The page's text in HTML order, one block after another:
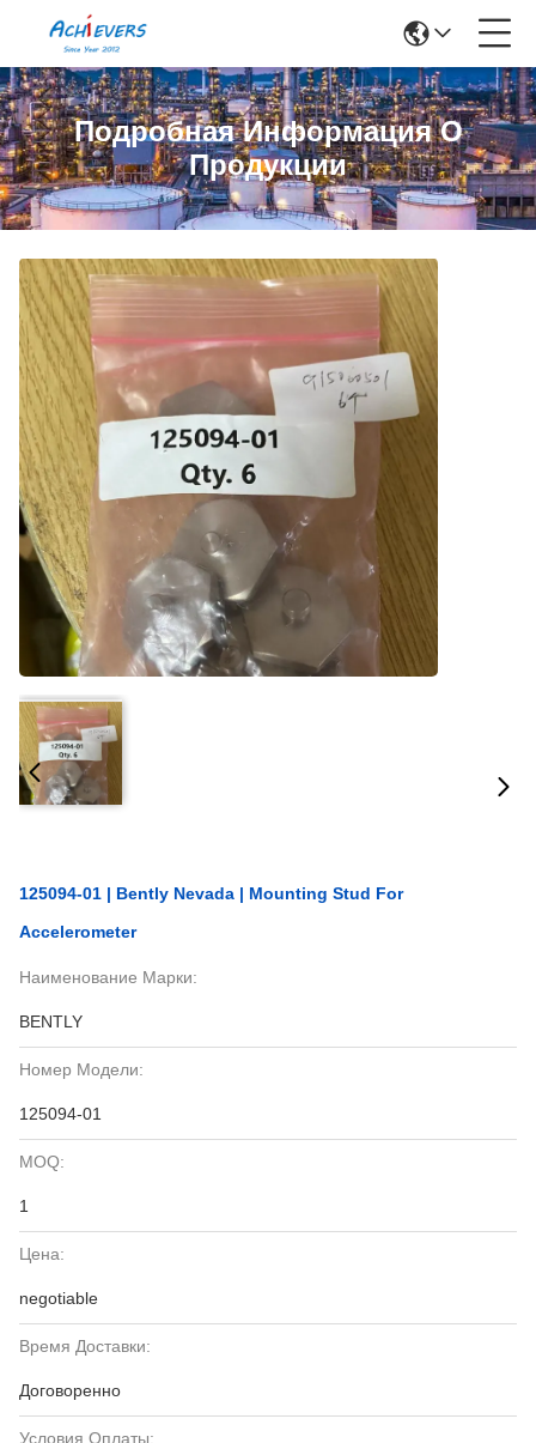
Подробная Информация О
Продукции
125094-01 | Bently Nevada | Mounting Stud For
Accelerometer
Наименование Марки:
BENTLY
Номер Модели:
125094-01
MOQ:
1
Цена:
negotiable
Время Доставки:
Договоренно
Условия Оплаты: